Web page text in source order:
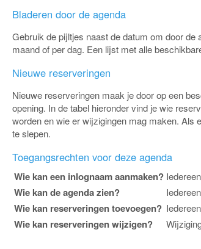
Bladeren door de agenda
Gebruik de pijltjes naast de datum om door
maand of per dag. Een lijst met alle
Nieuwe reserveringen
Nieuwe reserveringen maak je door op een
opening. In de tabel hieronder vind je wie
worden en wie er wijzigingen mag maken. Als
te slepen.
Toegangsrechten voor deze agenda
Wie kan een inlognaam aanmaken?
Wie kan de agenda zien?
Wie kan reserveringen toevoegen?
Wie kan reserveringen wijzigen?